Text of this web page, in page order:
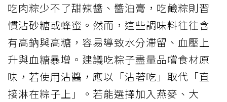
吃肉粽少不了甜辣醬、醬油膏，吃鹼粽則習
慣沾砂糖或蜂蜜。然而，這些調味料往往含
有高鈉與高糖，容易導致水分滯留、血壓上
升與血糖暴增。建議吃粽子盡量品嚐食材原
味，若使用沾醬，應以「沾著吃」取代「直
接淋在粽子上」。若能選擇加入燕麥、大